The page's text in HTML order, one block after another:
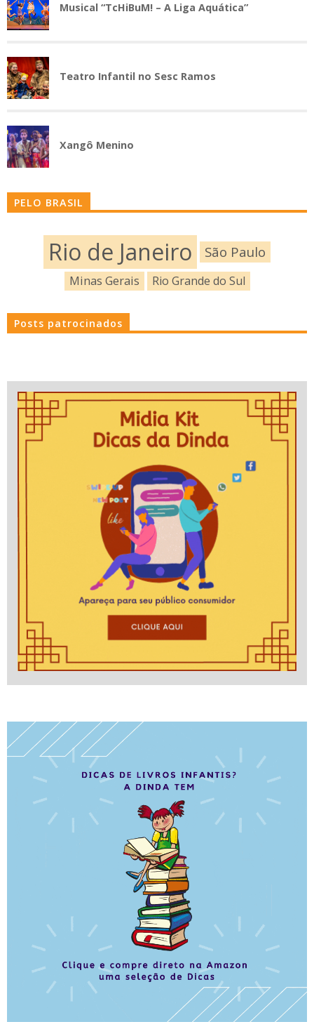
Musical “TcHiBuM! – A Liga Aquática”
Teatro Infantil no Sesc Ramos
Xangô Menino
PELO BRASIL
Rio de Janeiro São Paulo
Minas Gerais Rio Grande do Sul
Posts patrocinados